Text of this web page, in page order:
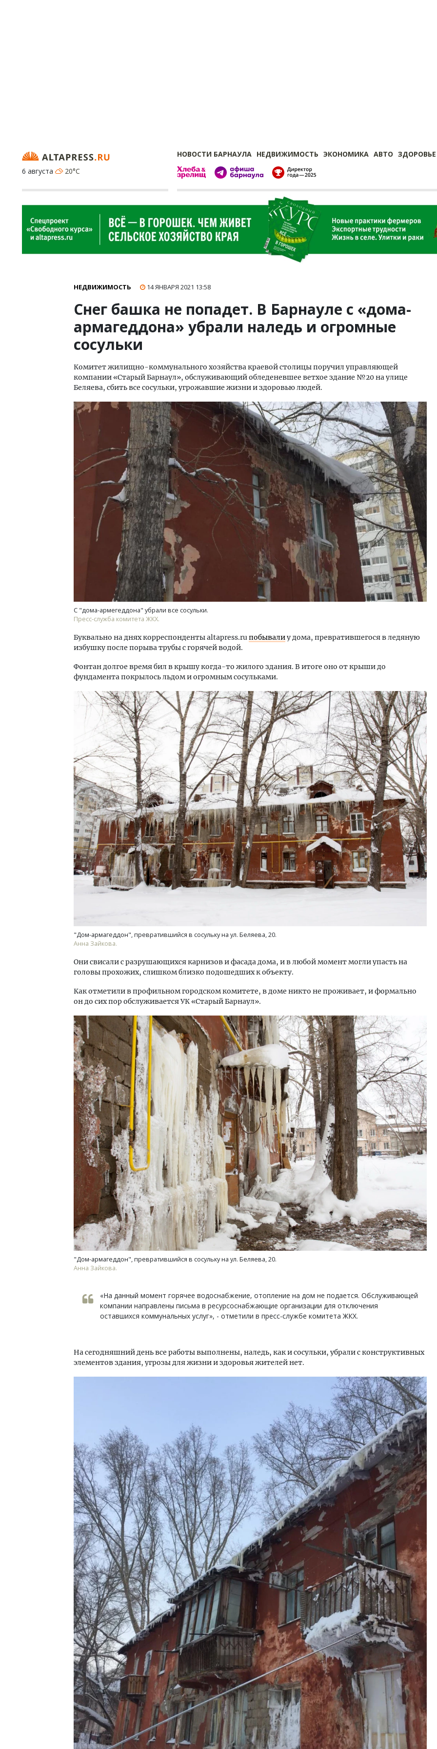
НОВОСТИ БАРНАУЛА НЕДВИЖИМОСТЬ ЭКОНОМИКА АВТО ЗДОРОВЬЕ
6 августа
20°C
НЕДВИЖИМОСТЬ 14 ЯНВАРЯ 2021 13:58
Снег башка не попадет. В Барнауле с «дома-
армагеддона» убрали наледь и огромные
сосульки
Комитет жилищно-коммунального хозяйства краевой столицы поручил управляющей
компании «Старый Барнаул», обслуживающий обледеневшее ветхое здание №20 на улице
Беляева, сбить все сосульки, угрожавшие жизни и здоровью людей.
С "дома-армегеддона" убрали все сосульки.
Пресс-служба комитета ЖКХ.
Буквально на днях корреспонденты altapress.ruпобывалиу дома, превратившегося в ледяную
избушку после порыва трубы с горячей водой.
Фонтан долгое время бил в крышу когда-то жилого здания. В итоге оно от крыши до
фундамента покрылось льдом и огромным сосульками.
"Дом-армагеддон", превратившийся в сосульку на ул. Беляева, 20.
Анна Зайкова.
Они свисали с разрушающихся карнизов и фасада дома, и в любой момент могли упасть на
головы прохожих, слишком близко подошедших к объекту.
Как отметили в профильном городском комитете, в доме никто не проживает, и формально
он до сих пор обслуживается УК «Старый Барнаул».
"Дом-армагеддон", превратившийся в сосульку на ул. Беляева, 20.
Анна Зайкова.
«На данный момент горячее водоснабжение, отопление на дом не подается. Обслуживающей
компании направлены письма в ресурсоснабжающие организации для отключения
оставшихся коммунальных услуг», - отметили в пресс-службе комитета ЖКХ.
На сегодняшний день все работы выполнены, наледь, как и сосульки, убрали с конструктивных
элементов здания, угрозы для жизни и здоровья жителей нет.
Двухуровневые номера и вид на горы.
Каким будет новый бутик-отель
«Белкур» в Белокурихе
ДОМА И КВАРТИРЫ
Смелость архитектурных идей.
Генеральный директор компании
ЗИАС — об эстетике городов,
трендах в фасадах и развитии рынка
СТРОИТЕЛЬСТВО
Архитектурный код
земли. Мощение
плитами становится
стандартом
СТРОИТЕЛЬСТВО